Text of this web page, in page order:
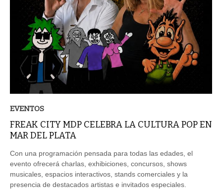
EVENTOS
FREAK CITY MDP CELEBRA LA CULTURA POP EN
MAR DEL PLATA
Con una programación pensada para todas las edades, el
evento ofrecerá charlas, exhibiciones, concursos, shows
musicales, espacios interactivos, stands comerciales y la
presencia de destacados artistas e invitados especiales.